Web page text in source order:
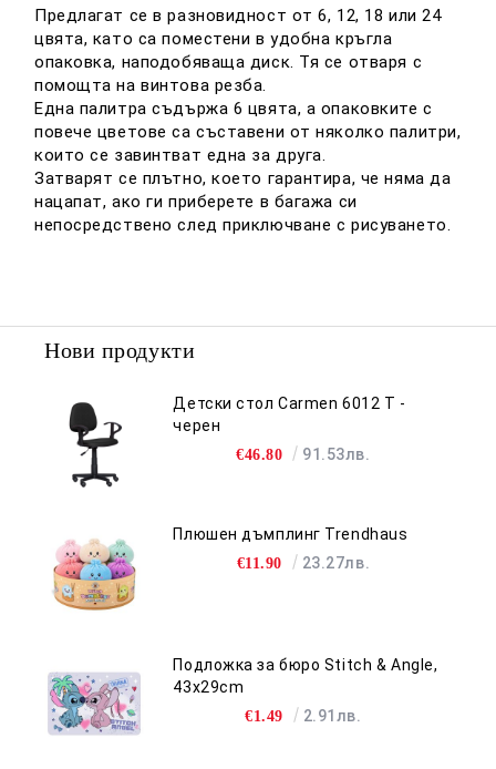
Предлагат се в разновидност от 6, 12, 18 или 24
цвята, като са поместени в удобна кръгла
опаковка, наподобяваща диск. Тя се отваря с
помощта на винтова резба.
Една палитра съдържа 6 цвята, а опаковките с
повече цветове са съставени от няколко палитри,
които се завинтват една за друга.
Затварят се плътно, което гарантира, че няма да
нацапат, ако ги приберете в багажа си
непосредствено след приключване с рисуването.
Нови продукти
Детски стол Carmen 6012 T -
черен
€46.80 91.53лв.
Плюшен дъмплинг Trendhaus
€11.90 23.27лв.
Подложка за бюро Stitch & Angle,
43x29cm
€1.49 2.91лв.